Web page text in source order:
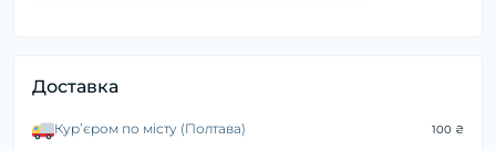
Доставка
Курʼєром по місту (Полтава) 100 ₴